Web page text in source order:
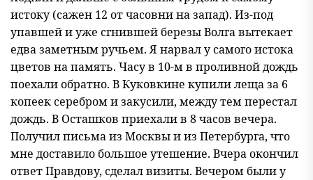
истоку (сажен 12 от часовни на запад). Из-под
упавшей и уже сгнившей березы Волга вытекает
едва заметным ручьем. Я нарвал у самого истока
цветов на память. Часу в 10-м в проливной дождь
поехали обратно. В Куковкине купили леща за 6
копеек серебром и закусили, между тем перестал
дождь. В Осташков приехали в 8 часов вечера.
Получил письма из Москвы и из Петербурга, что
мне доставило большое утешение. Вчера окончил
ответ Правдову, сделал визиты. Вечером были у